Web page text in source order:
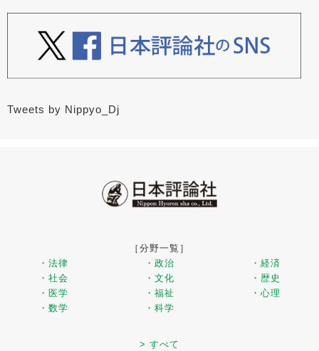
Tweets by Nippyo_Dj
［分野一覧］
・法律
・政治
・経済
・社会
・文化
・歴史
・医学
・福祉
・心理
・数学
・科学
> すべて